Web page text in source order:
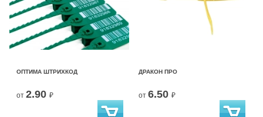
ОПТИМА ШТРИХКОД
от 2.90 ₽
ДРАКОН ПРО
от 6.50 ₽